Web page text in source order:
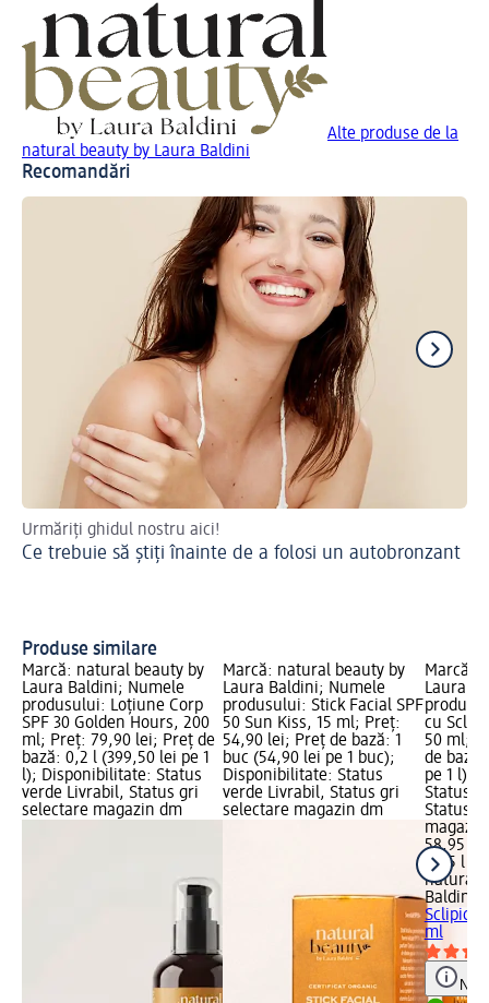
Alte produse de la
natural beauty by Laura Baldini
Recomandări
Urmăriți ghidul nostru aici!
Ce trebuie să știți înainte de a folosi un autobronzant
Produse similare
Marcă: natural beauty by
Laura Baldini; Numele
produsului: Loțiune Corp
SPF 30 Golden Hours, 200
ml; Preț: 79,90 lei; Preț de
bază: 0,2 l (399,50 lei pe 1
l); Disponibilitate: Status
verde Livrabil, Status gri
selectare magazin dm
Marcă: natural beauty by
Laura Baldini; Numele
produsului: Stick Facial SPF
50 Sun Kiss, 15 ml; Preț:
54,90 lei; Preț de bază: 1
buc (54,90 lei pe 1 buc);
Disponibilitate: Status
verde Livrabil, Status gri
selectare magazin dm
Marcă:
Laura
cu
50 ml;
de
pe 1 l);
Status
Status
58,95 lei
0,05 l
natural
Baldini
Sclipici
ml
Notă